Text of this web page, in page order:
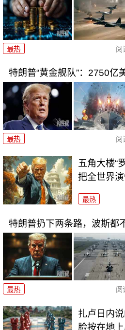
最热 阅
特朗普“黄金舰队”：2750亿
最热 阅
五角大楼“
把全世界
最热
特朗普扔下两条路，波斯都
最热 阅
扎卢日内
脸按在地